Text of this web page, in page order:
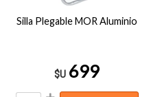
Silla Plegable MOR Aluminio
$U 699